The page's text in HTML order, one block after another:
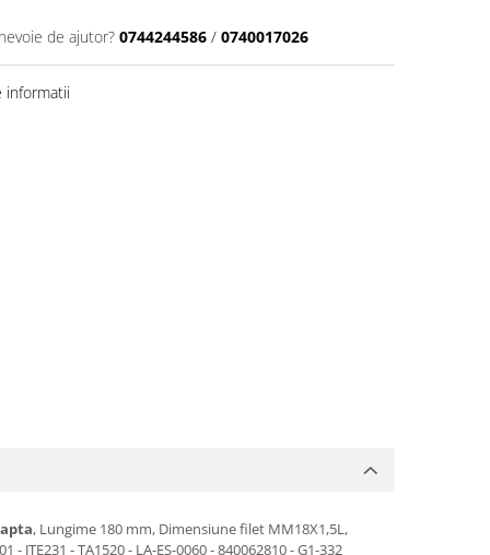
de ajutor? 0744244586 / 0740017026
informatii
, Lungime 180 mm, Dimensiune filet MM18X1,5L,
- TA1520 - LA-ES-0060 - 840062810 - G1-332